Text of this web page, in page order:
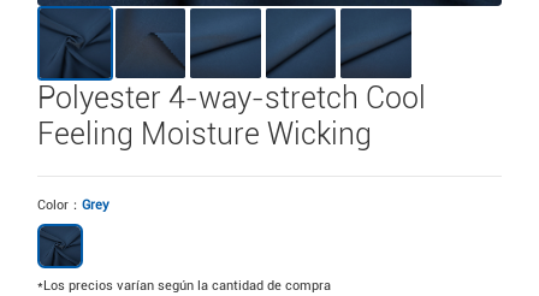
Polyester 4-way-stretch Cool
Feeling Moisture Wicking
Color：Grey
*Los precios varían según la cantidad de compra